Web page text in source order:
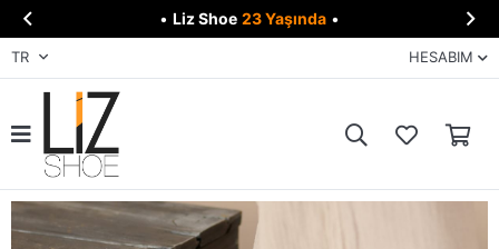
 • Liz Shoe 23 Yaşında • 
TR HESABIM